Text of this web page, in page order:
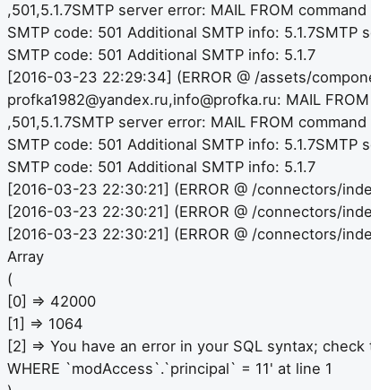
,501,5.1.7SMTP server error: MAIL FROM
SMTP code: 501 Additional SMTP info:
SMTP code: 501 Additional SMTP info: 5.1.7
[2016-03-23 22:29:34] (ERROR @ /assets/
profka1982@yandex.ru,info@profka.ru: MAIL
,501,5.1.7SMTP server error: MAIL FROM
SMTP code: 501 Additional SMTP info:
SMTP code: 501 Additional SMTP info: 5.1.7
[2016-03-23 22:30:21] (ERROR @ /connectors/
[2016-03-23 22:30:21] (ERROR @ /connectors/
[2016-03-23 22:30:21] (ERROR @ /connectors/
Array
(
[0] => 42000
[1] => 1064
[2] => You have an error in your SQL syntax;
WHERE `modAccess`.`principal` = 11' at line 1